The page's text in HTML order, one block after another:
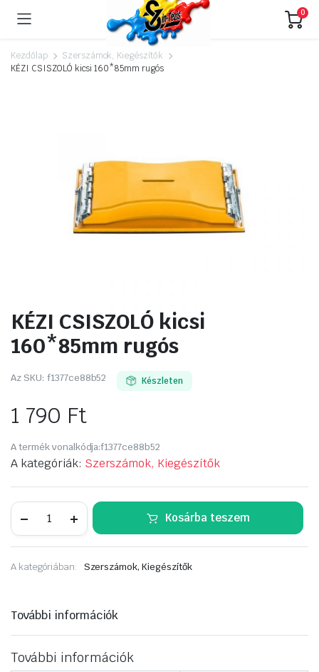
0
Kezdőlap
Szerszámok, Kiegészítők
KÉZI CSISZOLÓ kicsi 160*85mm rugós
KÉZI CSISZOLÓ kicsi
160*85mm rugós
Az SKU: f1377ce88b52 Készleten
1 790 Ft
A termék vonalkódja:f1377ce88b52
A kategóriák: Szerszámok, Kiegészítők
CSISZOLÓ
160*85mm
mennyiség
Kosárba teszem
A kategóriában: Szerszámok, Kiegészítők
További információk
További információk